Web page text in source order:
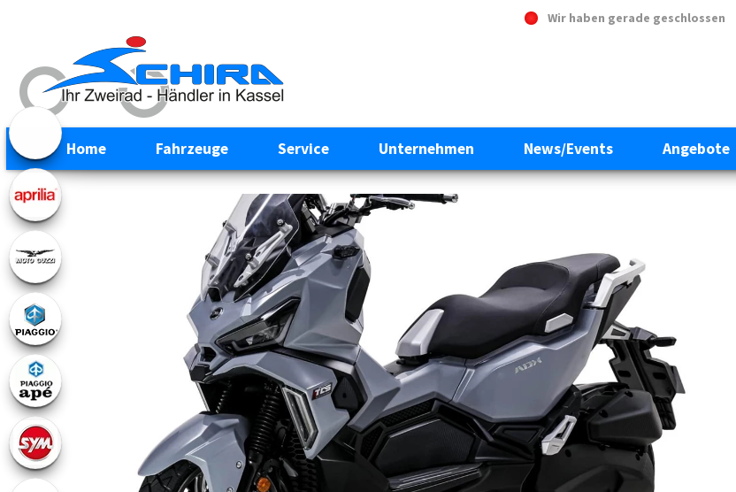
Wir haben gerade geschlossen
Home Fahrzeuge Service Unternehmen News/Events Angebote